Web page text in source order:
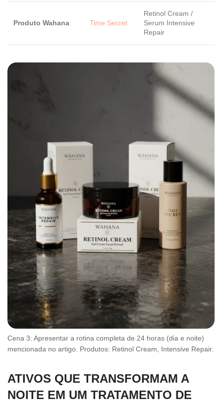
Produto Wahana Time Secret
Retinol Cream /
Serum Intensive
Repair
Cena 3: Apresentar a rotina completa de 24 horas (dia e noite)
mencionada no artigo. Produtos: Retinol Cream, Intensive Repair.
ATIVOS QUE TRANSFORMAM A
NOITE EM UM TRATAMENTO DE